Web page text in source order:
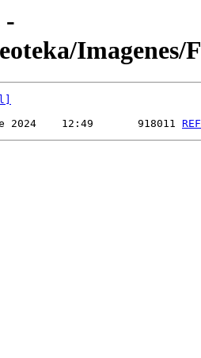
-
Imagenes/
2024    12:49       918011